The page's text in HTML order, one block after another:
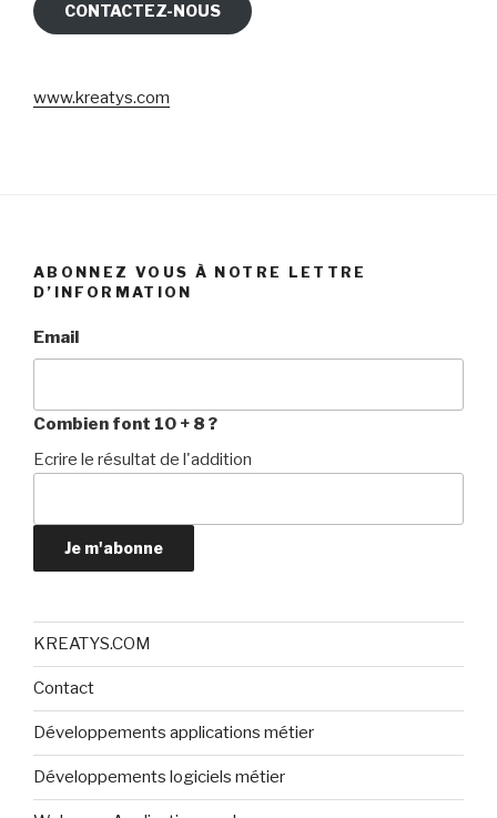
CONTACTEZ-NOUS
www.kreatys.com
ABONNEZ VOUS À NOTRE LETTRE
D’INFORMATION
Email
Combien font 10 + 8 ?
Ecrire le résultat de l'addition
Je m'abonne
KREATYS.COM
Contact
Développements applications métier
Développements logiciels métier